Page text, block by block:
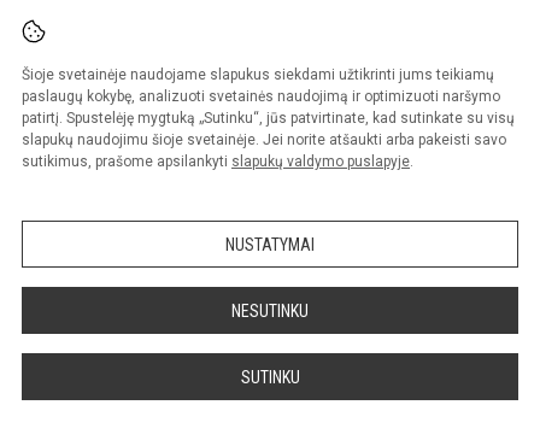
Šioje svetainėje naudojame slapukus siekdami užtikrinti jums teikiamų
paslaugų kokybę, analizuoti svetainės naudojimą ir optimizuoti naršymo
patirtį. Spustelėję mygtuką „Sutinku“, jūs patvirtinate, kad sutinkate su visų
slapukų naudojimu šioje svetainėje. Jei norite atšaukti arba pakeisti savo
sutikimus, prašome apsilankyti slapukų valdymo puslapyje.
NUSTATYMAI
NESUTINKU
SUTINKU
© 2022. Vilniaus lopšelis darželis Naminukas. Visos teisės saugomos.
Kopijuoti turinį be raštiško darželio administracijos sutikimo griežtai draudžiama.
Prieinamumo paraiška Slapukų valdymas
Sumanus būdas atnaujinti